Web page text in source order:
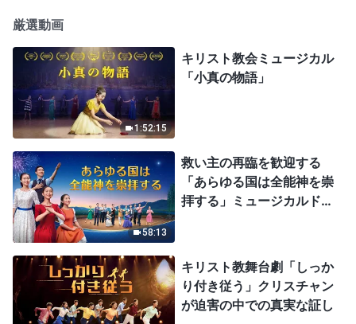
厳選動画
1:52:15
キリスト教会ミュージカル
「小真の物語」
58:13
救い主の再臨を歓迎する
「あらゆる国は全能神を崇
拝する」ミュージカルドラ
キリスト教舞台劇「しっか
り付き従う」クリスチャン
が迫害の中での真実な証し